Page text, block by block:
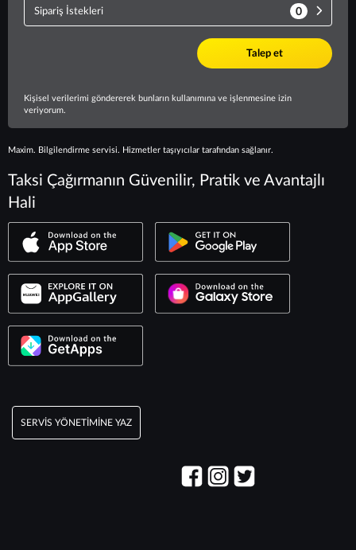
Maxim. Bilgilendirme servisi. Hizmetler taşıyıcılar tarafından sağlanır.
Taksi Çağırmanın Güvenilir, Pratik ve Avantajlı
Hali
SERVIS YÖNETIMINE YAZ